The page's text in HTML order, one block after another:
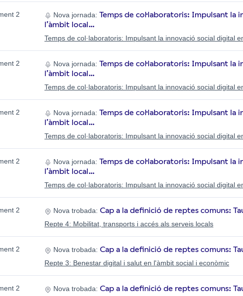
2
Nova jornada: Temps de col·laboratoris: Impulsant la
l’àmbit local…
Temps de col·laboratoris: Impulsant la innovació social digital
2
Nova jornada: Temps de col·laboratoris: Impulsant la
l’àmbit local…
Temps de col·laboratoris: Impulsant la innovació social digital
2
Nova jornada: Temps de col·laboratoris: Impulsant la
l’àmbit local…
Temps de col·laboratoris: Impulsant la innovació social digital
2
Nova jornada: Temps de col·laboratoris: Impulsant la
l’àmbit local…
Temps de col·laboratoris: Impulsant la innovació social digital
2
Nova trobada: Cap a la definició de reptes comuns:
Repte 4: Mobilitat, transports i accés als serveis locals
2
Nova trobada: Cap a la definició de reptes comuns:
Repte 3: Benestar digital i salut en l'àmbit social i econòmic
2
Nova trobada: Cap a la definició de reptes comuns: